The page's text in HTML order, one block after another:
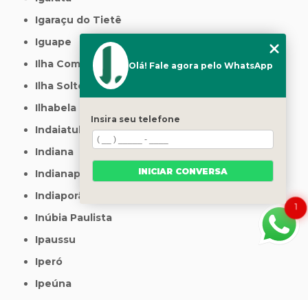
Igaraçu do Tietê
Iguape
Ilha Comprida
Ilha Solteira
Ilhabela
Indaiatuba
Indiana
Indianapolis
Indiaporã
Inúbia Paulista
Ipaussu
Iperó
Ipeúna
1
Olá! Fale agora pelo WhatsApp
Insira seu telefone
INICIAR CONVERSA